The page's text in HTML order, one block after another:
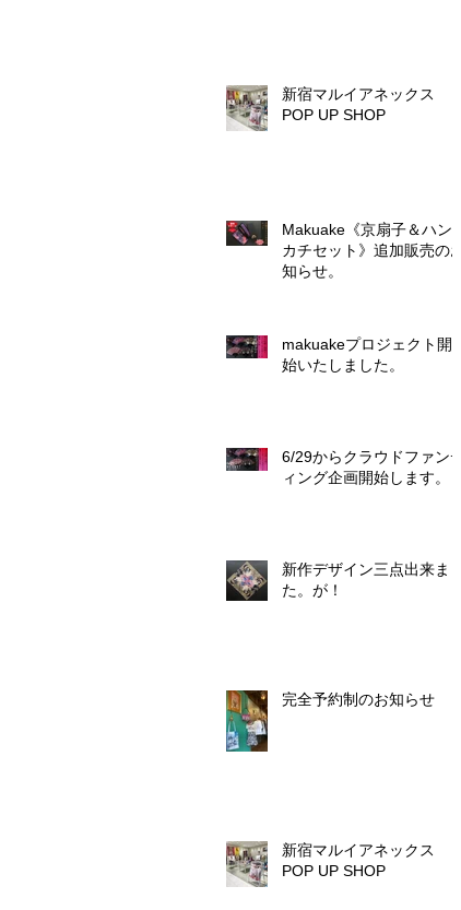
新宿マルイアネックス
POP UP SHOP
Makuake《京扇子＆ハン
カチセット》追加販売のお
知らせ。
makuakeプロジェクト開
始いたしました。
6/29からクラウドファンデ
ィング企画開始します。
新作デザイン三点出来まし
た。が！
完全予約制のお知らせ
新宿マルイアネックス
POP UP SHOP